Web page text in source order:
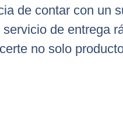
de contar con un
de entrega
no solo